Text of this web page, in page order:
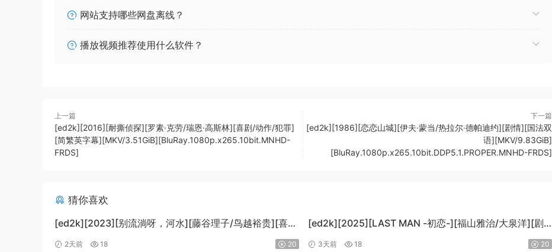
网站支持哪些网盘离线？
播放视频推荐使用什么软件？
上一篇
[ed2k][2016][耐撕侦探][罗素·克劳/瑞恩·高斯林][喜剧/动作/犯罪]
[简繁英字幕][MKV/3.51GiB][BluRay.1080p.x265.10bit.MNHD-
FRDS]
下一篇
[ed2k][1986][恋恋山城][伊夫·蒙当/热拉尔·德帕迪约][剧情][国法双
语][MKV/9.83GiB]
[BluRay.1080p.x265.10bit.DDP5.1.PROPER.MNHD-FRDS]
猜你喜欢
[ed2k][2023][别流淌呀，河水][藤谷理子/鸟越裕贵][喜
剧/科幻][中文字幕][MKV/4.37GiB]
2天前 18 20
[ed2k][2025][LAST MAN -初恋-][福山雅治/大泉洋][剧
情][中文字幕][MKV/5.47GiB]
3天前 18 20